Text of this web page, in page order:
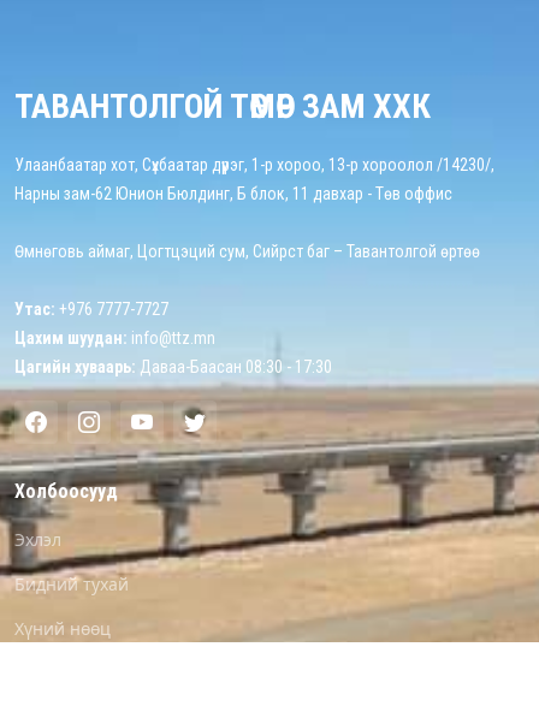
ТАВАНТОЛГОЙ ТӨМӨР ЗАМ ХХК
Улаанбаатар хот, Сүхбаатар дүүрэг, 1-р хороо, 13-р хороолол /14230/,
Нарны зам-62 Юнион Бюлдинг, Б блок, 11 давхар - Төв оффис
Өмнөговь аймаг, Цогтцэций сум, Сийрст баг – Тавантолгой өртөө
Утас: +976 7777-7727
Цахим шуудан: info@ttz.mn
Цагийн хуваарь: Даваа-Баасан 08:30 - 17:30
Холбоосууд
Эхлэл
Бидний тухай
Хүний нөөц